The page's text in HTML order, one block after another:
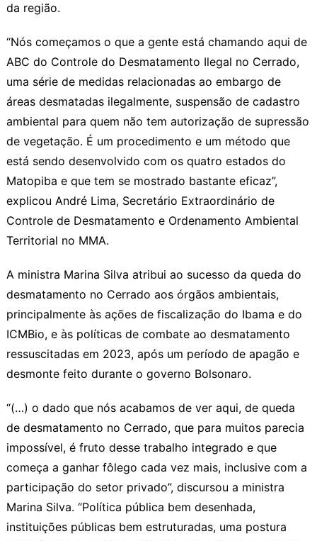
da região.
“Nós começamos o que a gente está chamando aqui de
ABC do Controle do Desmatamento Ilegal no Cerrado,
uma série de medidas relacionadas ao embargo de
áreas desmatadas ilegalmente, suspensão de cadastro
ambiental para quem não tem autorização de supressão
de vegetação. É um procedimento e um método que
está sendo desenvolvido com os quatro estados do
Matopiba e que tem se mostrado bastante eficaz”,
explicou André Lima, Secretário Extraordinário de
Controle de Desmatamento e Ordenamento Ambiental
Territorial no MMA.
A ministra Marina Silva atribui ao sucesso da queda do
desmatamento no Cerrado aos órgãos ambientais,
principalmente às ações de fiscalização do Ibama e do
ICMBio, e às políticas de combate ao desmatamento
ressuscitadas em 2023, após um período de apagão e
desmonte feito durante o governo Bolsonaro.
“(…) o dado que nós acabamos de ver aqui, de queda
de desmatamento no Cerrado, que para muitos parecia
impossível, é fruto desse trabalho integrado e que
começa a ganhar fôlego cada vez mais, inclusive com a
participação do setor privado”, discursou a ministra
Marina Silva. “Política pública bem desenhada,
instituições públicas bem estruturadas, uma postura